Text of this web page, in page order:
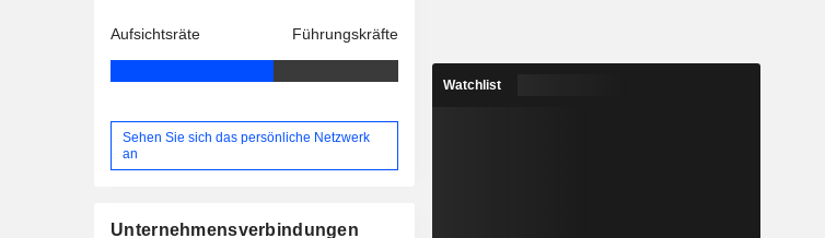
Aufsichtsräte Führungskräfte
Sehen Sie sich das persönliche Netzwerk
an
Unternehmensverbindungen
Watchlist